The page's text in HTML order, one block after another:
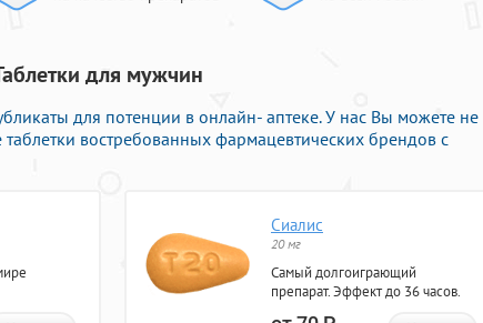
для мужчин
для потенции в онлайн- аптеке. У нас Вы можете не
востребованных фармацевтических брендов с
Сиалис
20 мг
Самый долгоиграющий
препарат. Эффект до 36 часов.